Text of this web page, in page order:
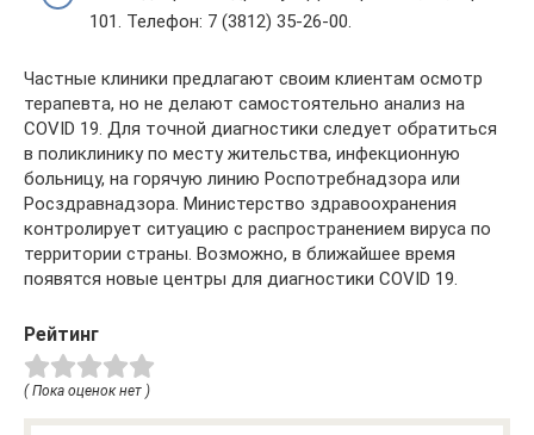
101. Телефон: 7 (3812) 35-26-00.
Частные клиники предлагают своим клиентам осмотр
терапевта, но не делают самостоятельно анализ на
COVID 19. Для точной диагностики следует обратиться
в поликлинику по месту жительства, инфекционную
больницу, на горячую линию Роспотребнадзора или
Росздравнадзора. Министерство здравоохранения
контролирует ситуацию с распространением вируса по
территории страны. Возможно, в ближайшее время
появятся новые центры для диагностики COVID 19.
Рейтинг
( Пока оценок нет )